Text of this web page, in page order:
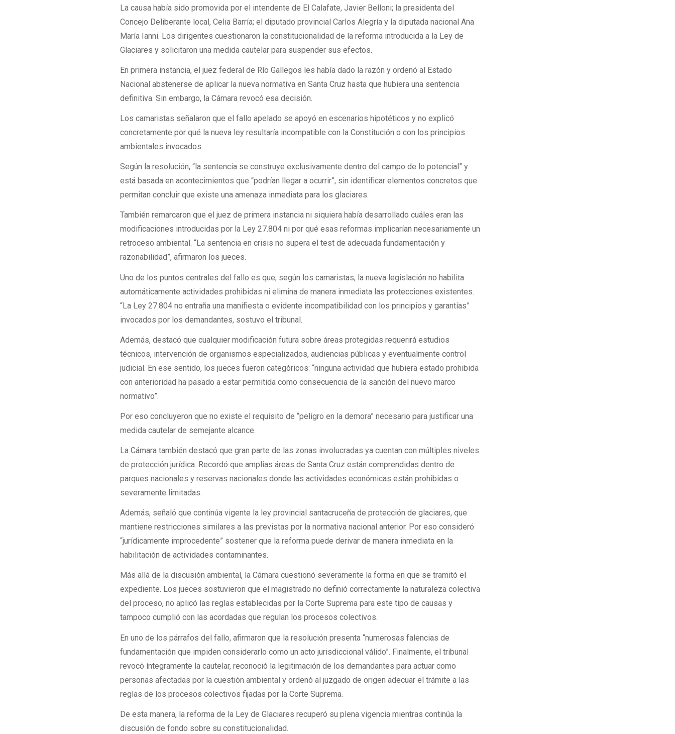
La causa había sido promovida por el intendente de El Calafate, Javier Belloni; la presidenta del
Concejo Deliberante local, Celia Barría; el diputado provincial Carlos Alegría y la diputada nacional Ana
María Ianni. Los dirigentes cuestionaron la constitucionalidad de la reforma introducida a la Ley de
Glaciares y solicitaron una medida cautelar para suspender sus efectos.
En primera instancia, el juez federal de Río Gallegos les había dado la razón y ordenó al Estado
Nacional abstenerse de aplicar la nueva normativa en Santa Cruz hasta que hubiera una sentencia
definitiva. Sin embargo, la Cámara revocó esa decisión.
Los camaristas señalaron que el fallo apelado se apoyó en escenarios hipotéticos y no explicó
concretamente por qué la nueva ley resultaría incompatible con la Constitución o con los principios
ambientales invocados.
Según la resolución, “la sentencia se construye exclusivamente dentro del campo de lo potencial” y
está basada en acontecimientos que “podrían llegar a ocurrir”, sin identificar elementos concretos que
permitan concluir que existe una amenaza inmediata para los glaciares.
También remarcaron que el juez de primera instancia ni siquiera había desarrollado cuáles eran las
modificaciones introducidas por la Ley 27.804 ni por qué esas reformas implicarían necesariamente un
retroceso ambiental. “La sentencia en crisis no supera el test de adecuada fundamentación y
razonabilidad”, afirmaron los jueces.
Uno de los puntos centrales del fallo es que, según los camaristas, la nueva legislación no habilita
automáticamente actividades prohibidas ni elimina de manera inmediata las protecciones existentes.
“La Ley 27.804 no entraña una manifiesta o evidente incompatibilidad con los principios y garantías”
invocados por los demandantes, sostuvo el tribunal.
Además, destacó que cualquier modificación futura sobre áreas protegidas requerirá estudios
técnicos, intervención de organismos especializados, audiencias públicas y eventualmente control
judicial. En ese sentido, los jueces fueron categóricos: “ninguna actividad que hubiera estado prohibida
con anterioridad ha pasado a estar permitida como consecuencia de la sanción del nuevo marco
normativo”.
Por eso concluyeron que no existe el requisito de “peligro en la demora” necesario para justificar una
medida cautelar de semejante alcance.
La Cámara también destacó que gran parte de las zonas involucradas ya cuentan con múltiples niveles
de protección jurídica. Recordó que amplias áreas de Santa Cruz están comprendidas dentro de
parques nacionales y reservas nacionales donde las actividades económicas están prohibidas o
severamente limitadas.
Además, señaló que continúa vigente la ley provincial santacruceña de protección de glaciares, que
mantiene restricciones similares a las previstas por la normativa nacional anterior. Por eso consideró
“jurídicamente improcedente” sostener que la reforma puede derivar de manera inmediata en la
habilitación de actividades contaminantes.
Más allá de la discusión ambiental, la Cámara cuestionó severamente la forma en que se tramitó el
expediente. Los jueces sostuvieron que el magistrado no definió correctamente la naturaleza colectiva
del proceso, no aplicó las reglas establecidas por la Corte Suprema para este tipo de causas y
tampoco cumplió con las acordadas que regulan los procesos colectivos.
En uno de los párrafos del fallo, afirmaron que la resolución presenta “numerosas falencias de
fundamentación que impiden considerarlo como un acto jurisdiccional válido”. Finalmente, el tribunal
revocó íntegramente la cautelar, reconoció la legitimación de los demandantes para actuar como
personas afectadas por la cuestión ambiental y ordenó al juzgado de origen adecuar el trámite a las
reglas de los procesos colectivos fijadas por la Corte Suprema.
De esta manera, la reforma de la Ley de Glaciares recuperó su plena vigencia mientras continúa la
discusión de fondo sobre su constitucionalidad.